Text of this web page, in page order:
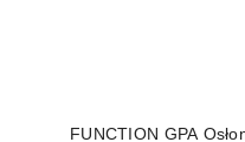
FUNCTION GPA